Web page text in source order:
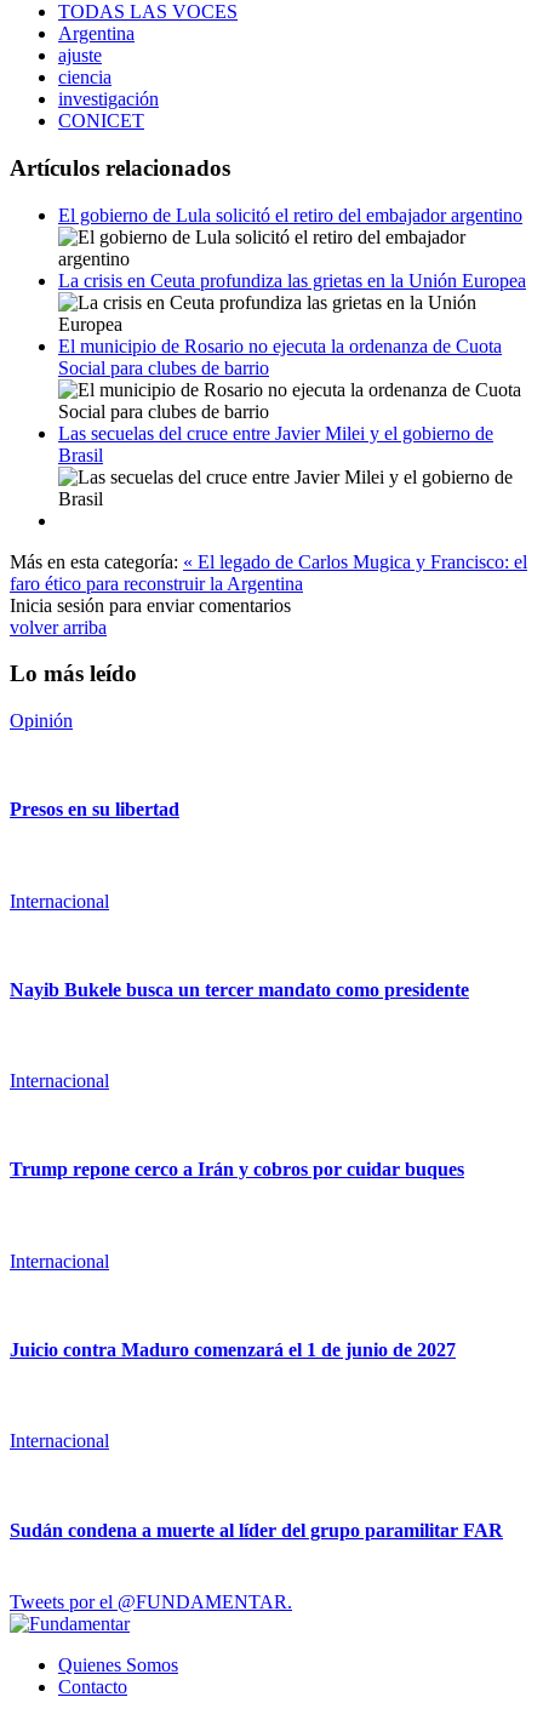
TODAS LAS VOCES
Argentina
ajuste
ciencia
investigación
CONICET
Artículos relacionados
El gobierno de Lula solicitó el retiro del embajador argentino
La crisis en Ceuta profundiza las grietas en la Unión Europea
El municipio de Rosario no ejecuta la ordenanza de Cuota
Social para clubes de barrio
Las secuelas del cruce entre Javier Milei y el gobierno de
Brasil
Más en esta categoría: « El legado de Carlos Mugica y Francisco: el
faro ético para reconstruir la Argentina
Inicia sesión para enviar comentarios
volver arriba
Lo más leído
Opinión
Presos en su libertad
Internacional
Nayib Bukele busca un tercer mandato como presidente
Internacional
Trump repone cerco a Irán y cobros por cuidar buques
Internacional
Juicio contra Maduro comenzará el 1 de junio de 2027
Internacional
Sudán condena a muerte al líder del grupo paramilitar FAR
Tweets por el @FUNDAMENTAR.
Quienes Somos
Contacto